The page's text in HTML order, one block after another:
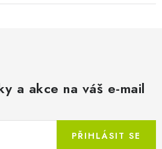
a akce na váš e-mail
PŘIHLÁSIT SE